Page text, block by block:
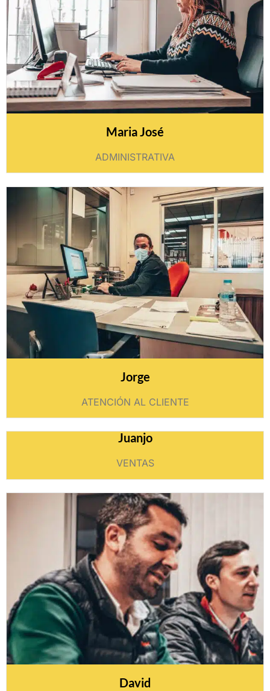
Maria José
ADMINISTRATIVA
Jorge
ATENCIÓN AL CLIENTE
Juanjo
VENTAS
David